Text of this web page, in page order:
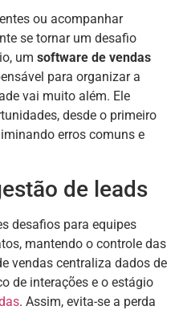
ou acompanhar
se tornar um desafio
um software de vendas
para organizar a
vai muito além. Ele
desde o primeiro
erros comuns e
de leads
desafios para equipes
mantendo o controle das
vendas centraliza dados de
de interações e o estágio
. Assim, evita-se a perda